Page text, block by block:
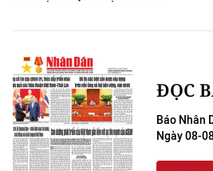
ĐỌC
Báo Nhân
Ngày 08-